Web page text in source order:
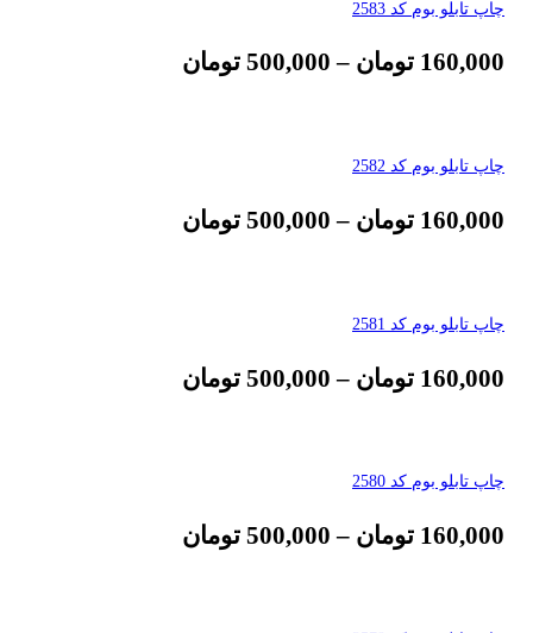
چاپ تابلو بوم کد 2583
160,000 تومان –
500,000 تومان
چاپ تابلو بوم کد 2582
160,000 تومان –
500,000 تومان
چاپ تابلو بوم کد 2581
160,000 تومان –
500,000 تومان
چاپ تابلو بوم کد 2580
160,000 تومان –
500,000 تومان